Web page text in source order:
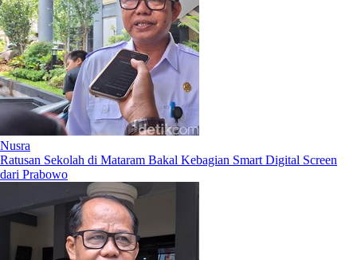
Nusra
Ratusan Sekolah di Mataram Bakal Kebagian Smart Digital Screen
dari Prabowo